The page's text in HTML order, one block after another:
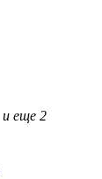
и еще 2